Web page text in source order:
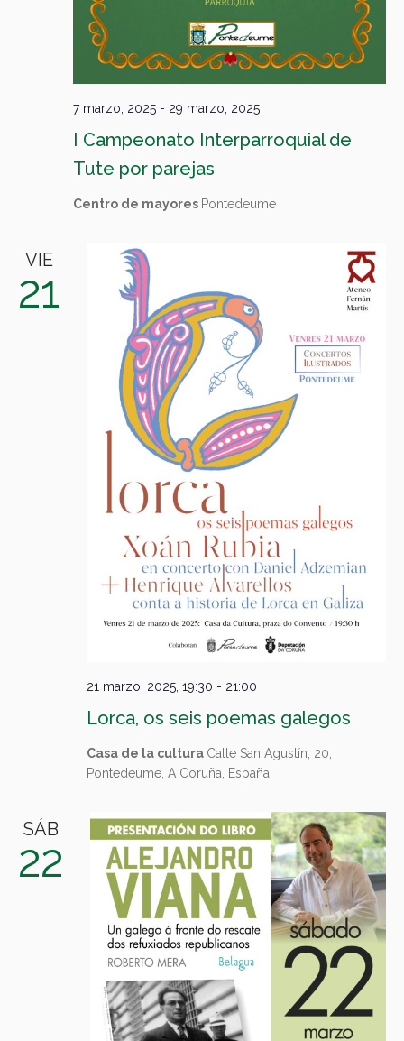
I Campeonato Interparroquial de
Tute por parejas
7 marzo, 2025 - 29 marzo, 2025
Centro de mayores Pontedeume
VIE
21
Lorca, os seis poemas galegos
21 marzo, 2025, 19:30 - 21:00
Casa de la cultura Calle San Agustín, 20,
Pontedeume, A Coruña, España
SÁB
22